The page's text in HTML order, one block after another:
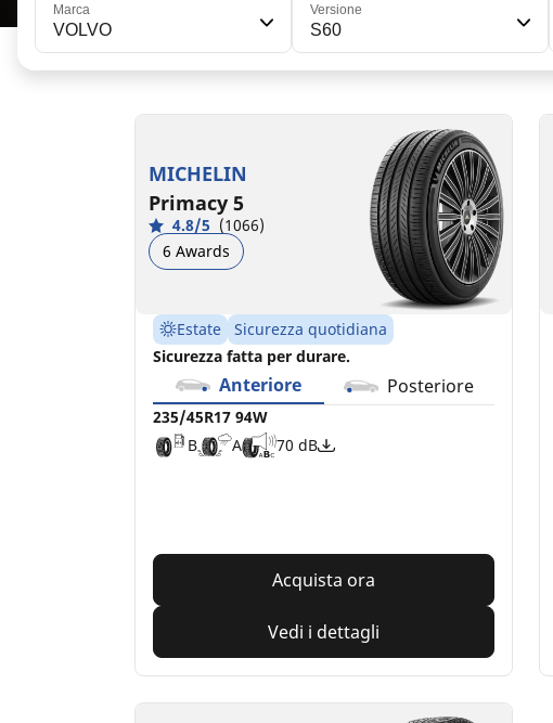
Marca
VOLVO
Versione
S60
MICHELIN
Primacy 5
4.8/5 (1066)
6 Awards
Estate
Sicurezza quotidiana
Sicurezza fatta per durare.
Anteriore Posteriore
235/45R17 94W
B
A 70 dB
Acquista ora
Vedi i dettagli